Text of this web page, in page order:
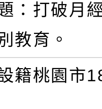
：打破月
教育。
籍桃園市